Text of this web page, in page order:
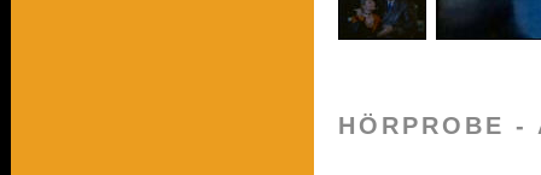
HÖRPROBE